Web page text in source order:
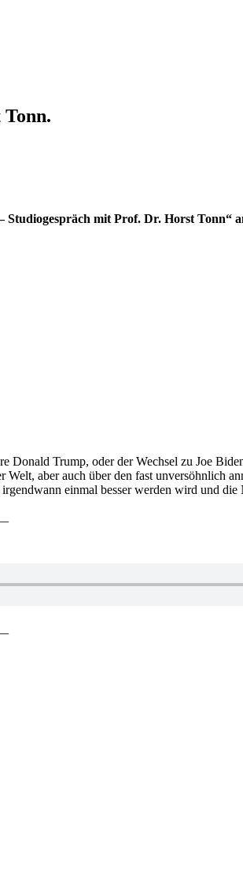
mit Prof. Dr. Horst Tonn“
Trump, oder der Wechsel zu Joe
aber auch über den fast unversöhnlich
einmal besser werden wird und